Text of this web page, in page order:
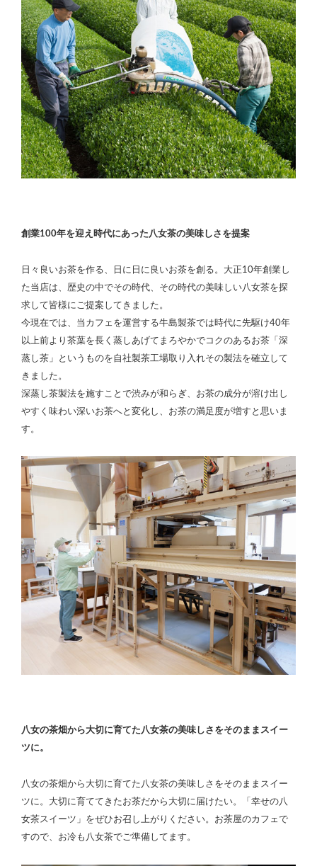
創業100年を迎え時代にあった八女茶の美味しさを提案
日々良いお茶を作る、日に日に良いお茶を創る。大正10年創業し
た当店は、歴史の中でその時代、その時代の美味しい八女茶を探
求して皆様にご提案してきました。
今現在では、当カフェを運営する牛島製茶では時代に先駆け40年
以上前より茶葉を長く蒸しあげてまろやかでコクのあるお茶「深
蒸し茶」というものを自社製茶工場取り入れその製法を確立して
きました。
深蒸し茶製法を施すことで渋みが和らぎ、お茶の成分が溶け出し
やすく味わい深いお茶へと変化し、お茶の満足度が増すと思いま
す。
八女の茶畑から大切に育てた八女茶の美味しさをそのままスイー
ツに。
八女の茶畑から大切に育てた八女茶の美味しさをそのままスイー
ツに。大切に育ててきたお茶だから大切に届けたい。「幸せの八
女茶スイーツ」をぜひお召し上がりください。お茶屋のカフェで
すので、お冷も八女茶でご準備してます。